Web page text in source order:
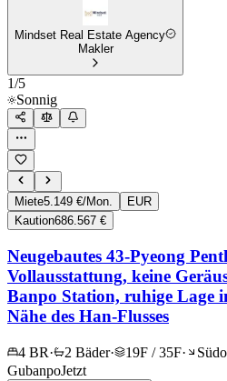
Mindset Real Estate Agency
Makler
1/5
Sonnig
Miete5.149 €/Mon.
EUR
Kaution686.567 €
Neugebautes 43-Pyeong
Vollausstattung, keine
Banpo Station, ruhige Lage
Nähe des Han-Flusses
4 BR· 2 Bäder· 19F / 35F·
GubanpoJetzt